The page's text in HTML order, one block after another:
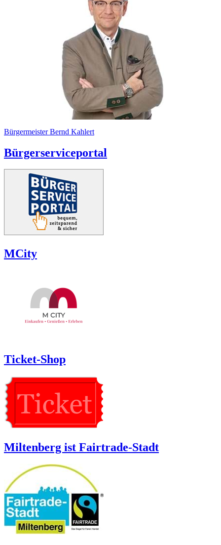
Bürgermeister Bernd Kahlert
Bürgerserviceportal
MCity
Ticket-Shop
Miltenberg ist Fairtrade-Stadt